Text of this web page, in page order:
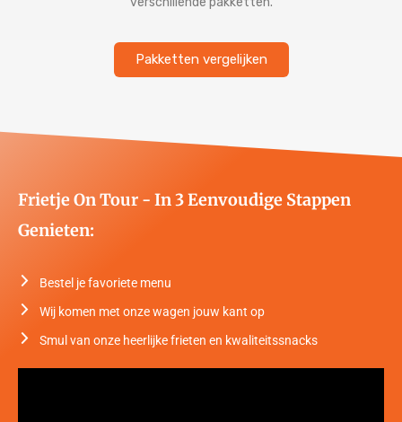
Pakketten vergelijken
Frietje On Tour - In 3 Eenvoudige Stappen
Genieten:
Bestel je favoriete menu
Wij komen met onze wagen jouw kant op
Smul van onze heerlijke frieten en kwaliteitssnacks